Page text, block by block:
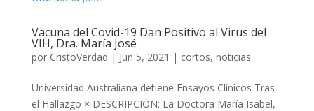
Vacuna del Covid-19 Dan Positivo al Virus del
VIH, Dra. María José
por CristoVerdad | Jun 5, 2021 | cortos, noticias
Universidad Australiana detiene Ensayos Clínicos Tras
el Hallazgo × DESCRIPCIÓN: La Doctora María Isabel,